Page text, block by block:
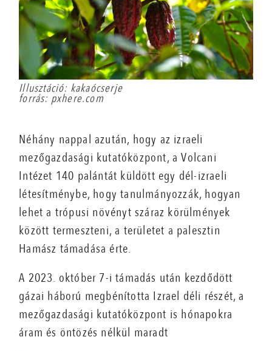
Illusztáció: kakaócserje
forrás: pxhere.com
Néhány nappal azután, hogy az izraeli
mezőgazdasági kutatóközpont, a Volcani
Intézet 140 palántát küldött egy dél-izraeli
létesítménybe, hogy tanulmányozzák, hogyan
lehet a trópusi növényt száraz körülmények
között termeszteni, a területet a palesztin
Hamász támadása érte.
A 2023. október 7-i támadás után kezdődött
gázai háború megbénította Izrael déli részét, a
mezőgazdasági kutatóközpont is hónapokra
áram és öntözés nélkül maradt